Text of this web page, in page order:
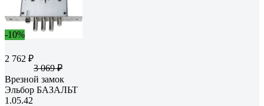
-10%
2 762 ₽
3 069 ₽
Врезной замок
Эльбор БАЗАЛЬТ
1.05.42